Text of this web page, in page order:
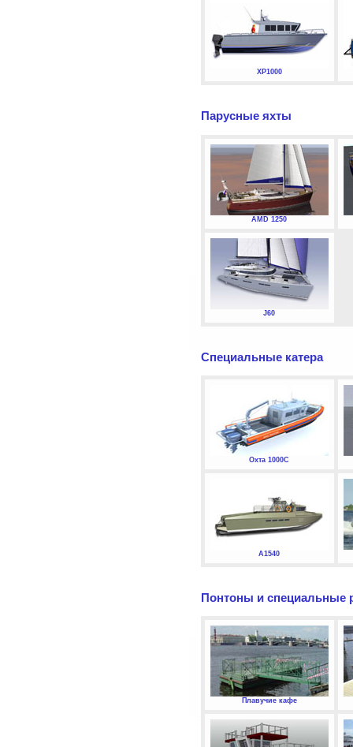
XP1000
Парусные яхты
AMD 1250
J60
Специальные катера
Охта 1000С
А1540
Понтоны и специальные
Плавучие кафе